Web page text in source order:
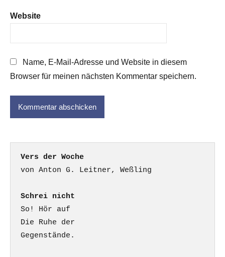
Website
Name, E-Mail-Adresse und Website in diesem
Browser für meinen nächsten Kommentar speichern.
Vers der Woche
Schrei nicht
So! Hör auf
Die Ruhe der
Gegenstände.